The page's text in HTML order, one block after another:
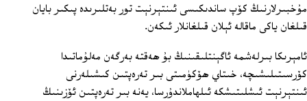
مۇخبىرلارنىڭ كۆپ ساندىكىسى ئىنتېرنېت تور بەتلىرىدە پىكىر بايان
قىلغان ياكى ماقالە ئېلان قىلغانلار ئىكەن.
ئامېرىكا بىرلەشمە ئاگېنتلىقىنىڭ بۇ ھەقتە بەرگەن مەلۇماتىدا
كۆرسىتىلىشىچە، خىتاي ھۆكۈمىتى بىر تەرەپتىن كىشىلەرنى
ئىنتېرنېت ئىشلىتىشكە ئىلھاملاندۇرسا، يەنە بىر تەرەپتىن ئۆزىنىڭ